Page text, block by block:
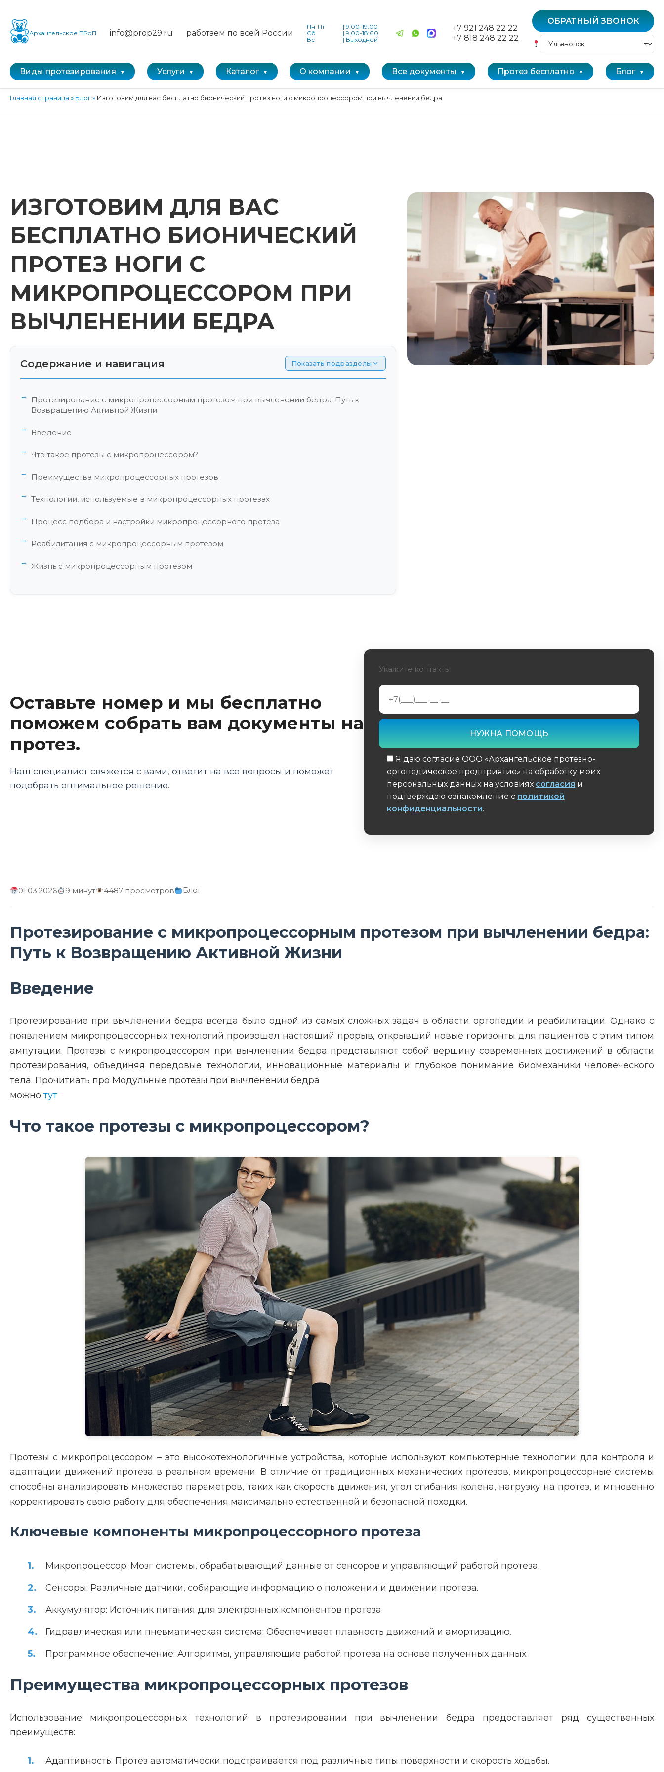
Архангельское ПРоП info@prop29.ru работаем по всей России
Пн-Пт | 9:00-19:00
Сб
| 9:00-18:00
Вс
| Выходной
+7 921 248 22 22
+7 818 248 22 22
ОБРАТНЫЙ ЗВОНОК
Виды протезирования Услуги Каталог О компании Все документы Протез бесплатно Блог
Главная страница » Блог» Изготовим для вас бесплатно бионический протез ноги с микропроцессором при вычленении бедра
ИЗГОТОВИМ ДЛЯ ВАС
БЕСПЛАТНО БИОНИЧЕСКИЙ
ПРОТЕЗ НОГИ С
МИКРОПРОЦЕССОРОМ ПРИ
ВЫЧЛЕНЕНИИ БЕДРА
Содержание и навигация Показать подразделы
Протезирование с микропроцессорным протезом при вычленении бедра: Путь к
Возвращению Активной Жизни
Введение
Что такое протезы с микропроцессором?
Преимущества микропроцессорных протезов
Технологии, используемые в микропроцессорных протезах
Процесс подбора и настройки микропроцессорного протеза
Реабилитация с микропроцессорным протезом
Жизнь с микропроцессорным протезом
Обучение и адаптация к микропроцессорному протезу
Будущее микропроцессорных протезов
Этические аспекты
Оставьте номер и мы бесплатно
поможем собрать вам документы на
протез.
Наш специалист свяжется с вами, ответит на все вопросы и поможет
подобрать оптимальное решение.
Укажите контакты
Я даю согласие ООО «Архангельское протезно-
ортопедическое предприятие» на обработку моих
персональных данных на условиях согласия и
подтверждаю ознакомление с политикой
конфиденциальности.
01.03.2026 9 минут 4487 просмотров Блог
Протезирование с микропроцессорным протезом при вычленении бедра:
Путь к Возвращению Активной Жизни
Введение
Протезирование при вычленении бедра всегда было одной из самых сложных задач в области ортопедии и реабилитации. Однако с
появлением микропроцессорных технологий произошел настоящий прорыв, открывший новые горизонты для пациентов с этим типом
ампутации. Протезы с микропроцессором при вычленении бедра представляют собой вершину современных достижений в области
протезирования, объединяя передовые технологии, инновационные материалы и глубокое понимание биомеханики человеческого
тела. Прочитиать про Модульные протезы при вычленении бедра
можно тут
Что такое протезы с микропроцессором?
Протезы с микропроцессором – это высокотехнологичные устройства, которые используют компьютерные технологии для контроля и
адаптации движений протеза в реальном времени. В отличие от традиционных механических протезов, микропроцессорные системы
способны анализировать множество параметров, таких как скорость движения, угол сгибания колена, нагрузку на протез, и мгновенно
корректировать свою работу для обеспечения максимально естественной и безопасной походки.
Ключевые компоненты микропроцессорного протеза
Микропроцессор: Мозг системы, обрабатывающий данные от сенсоров и управляющий работой протеза.
Сенсоры: Различные датчики, собирающие информацию о положении и движении протеза.
Аккумулятор: Источник питания для электронных компонентов протеза.
Гидравлическая или пневматическая система: Обеспечивает плавность движений и амортизацию.
Программное обеспечение: Алгоритмы, управляющие работой протеза на основе полученных данных.
Преимущества микропроцессорных протезов
Использование микропроцессорных технологий в протезировании при вычленении бедра предоставляет ряд существенных
преимуществ:
Адаптивность: Протез автоматически подстраивается под различные типы поверхности и скорость ходьбы.